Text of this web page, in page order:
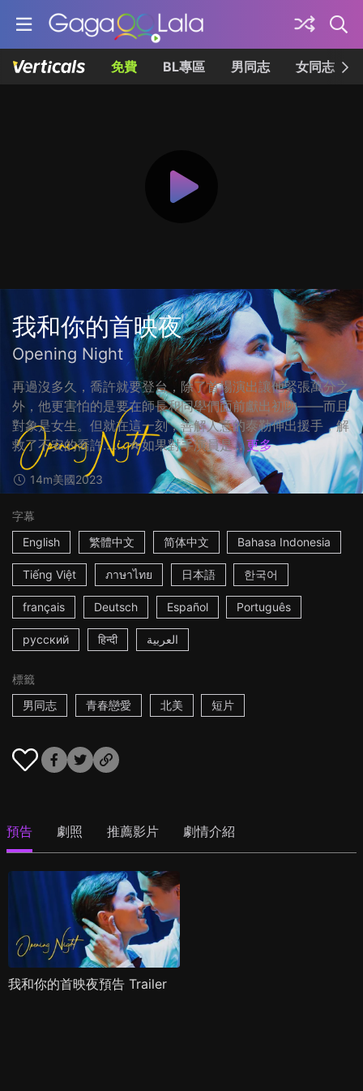
免費 BL專區 男同志 女同志
我和你的首映夜
Opening Night
再過沒多久，喬許就要登台，除了首場演出讓他緊張萬分之
外，他更害怕的是要在師長和同學們面前獻出初吻——而且
對象是女生。但就在這一刻，善解人意的泰勒伸出援手，解
救了不安的喬許…… ☆如果對手演員是... 更多
14m美國2023
字幕
English
繁體中文 简体中文 Bahasa Indonesia
Tiếng Việt ภาษาไทย 日本語 한국어
français Deutsch Español Português
русский हिन्दी العربية
標籤
男同志
青春戀愛 北美 短片
預告 劇照 推薦影片 劇情介紹
我和你的首映夜預告 Trailer